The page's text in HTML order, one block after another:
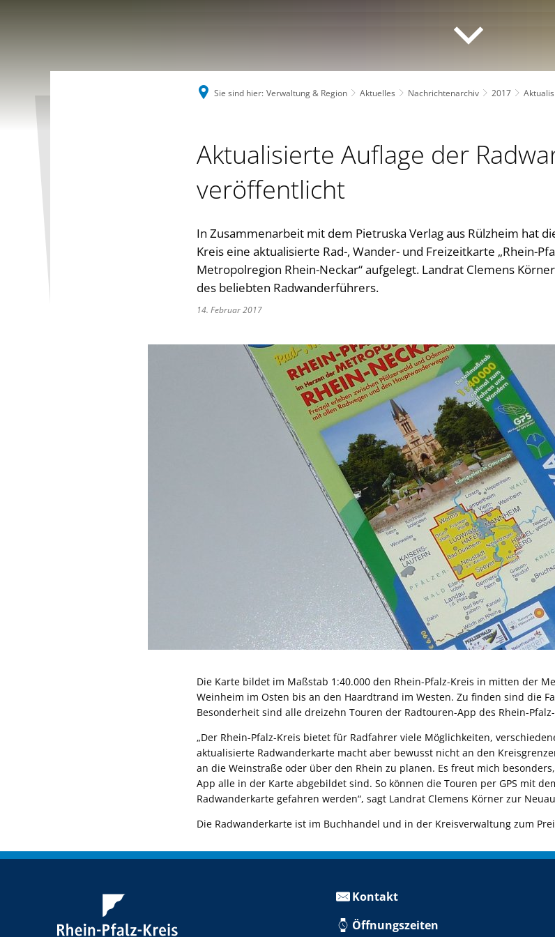
Sie sind hier: Verwaltung & Region Aktuelles Nachrichtenarchiv 2017
Aktualisierte Auflage der
veröffentlicht
In Zusammenarbeit mit dem Pietruska Verlag aus Rülzheim hat
Kreis eine aktualisierte Rad-, Wander- und Freizeitkarte „Rhein-
Metropolregion Rhein-Neckar“ aufgelegt. Landrat Clemens
des beliebten Radwanderführers.
14. Februar 2017
Die Karte bildet im Maßstab 1:40.000 den Rhein-Pfalz-Kreis in mitten der
Weinheim im Osten bis an den Haardtrand im Westen. Zu finden sind die
Besonderheit sind alle dreizehn Touren der Radtouren-App des Rhein-
„Der Rhein-Pfalz-Kreis bietet für Radfahrer viele Möglichkeiten,
aktualisierte Radwanderkarte macht aber bewusst nicht an den
an die Weinstraße oder über den Rhein zu planen. Es freut mich
App alle in der Karte abgebildet sind. So können die Touren per GPS mit
Radwanderkarte gefahren werden“, sagt Landrat Clemens Körner zur
Die Radwanderkarte ist im Buchhandel und in der Kreisverwaltung zum
Kontakt
Öffnungszeiten